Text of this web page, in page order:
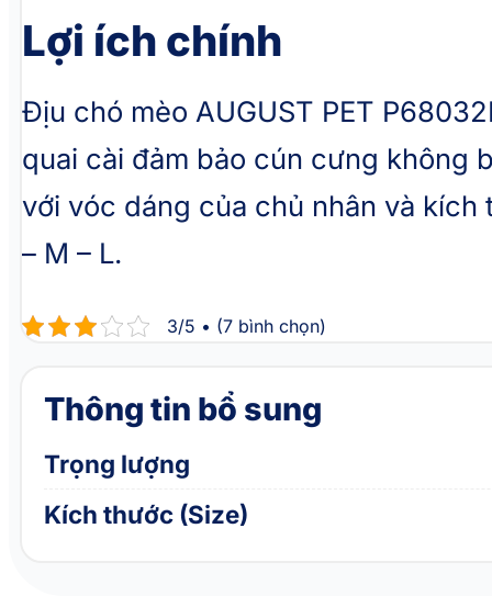
Lợi ích chính
Địu chó mèo AUGUST PET
quai cài đảm bảo cún cưng không
với vóc dáng của chủ nhân và
– M – L.
3/5 • (7 bình chọn)
Thông tin bổ sung
Trọng lượng
Kích thước (Size)